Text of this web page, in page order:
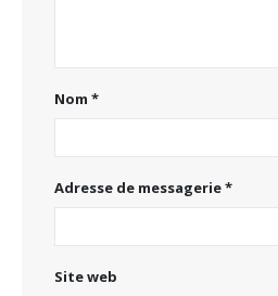
Nom *
Adresse de messagerie*
Site web